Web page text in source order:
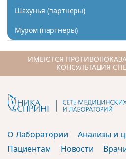
Шахунья (партнеры)
Муром (партнеры)
ИМЕЮТСЯ
КОНСУЛЬТАЦИЯ
О Лаборатории Анализы и
Пациентам
Новости